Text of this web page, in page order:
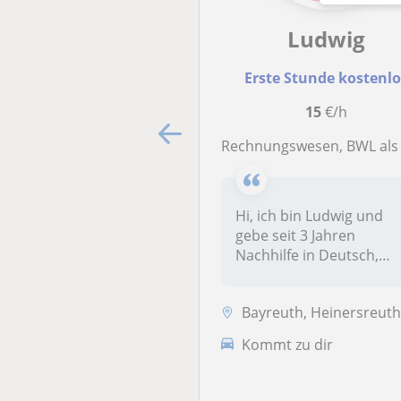
Ludwig
Erste Stunde
15€/h
Rechnungswesen, BWL als auch VWL als Nachhilfeunterrichtsangebot.
Hi, ich bin Ludwig und
gebe seit 3 Jahren
Nachhilfe in Deutsch,
Bayreuth, Heinersreuth
Kommt zu dir